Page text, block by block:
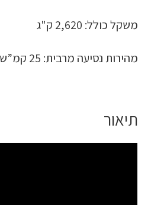
משקל כולל: 2,620 ק"ג
מהירות נסיעה מרבית: 25 קמ”ש
תיאור